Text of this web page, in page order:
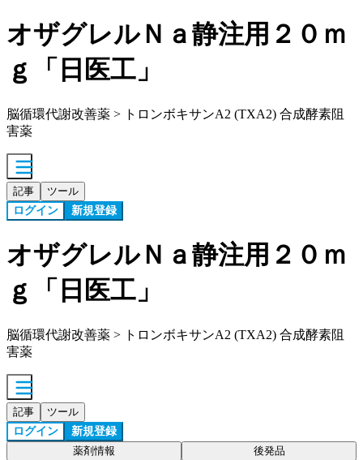
オザグレルＮａ静注用２０ｍ
ｇ「日医工」
脳循環代謝改善薬 > トロンボキサンA2 (TXA2) 合成酵素阻
害薬
記事 ツール
ログイン 新規登録
オザグレルＮａ静注用２０ｍ
ｇ「日医工」
脳循環代謝改善薬 > トロンボキサンA2 (TXA2) 合成酵素阻
害薬
記事 ツール
ログイン 新規登録
薬剤情報 後発品